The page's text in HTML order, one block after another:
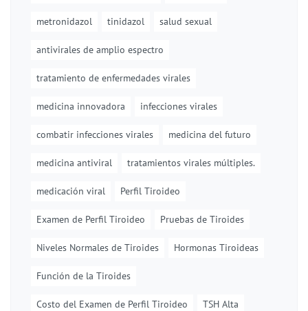
metronidazol tinidazol salud sexual
antivirales de amplio espectro
tratamiento de enfermedades virales
medicina innovadora infecciones virales
combatir infecciones virales medicina del futuro
medicina antiviral tratamientos virales múltiples.
medicación viral Perfil Tiroideo
Examen de Perfil Tiroideo Pruebas de Tiroides
Niveles Normales de Tiroides Hormonas Tiroideas
Función de la Tiroides
Costo del Examen de Perfil Tiroideo TSH Alta